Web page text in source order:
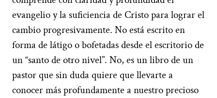
evangelio y la suficiencia de Cristo para lograr el
cambio progresivamente. No está escrito en
forma de látigo o bofetadas desde el escritorio de
un “santo de otro nivel”. No, es un libro de un
pastor que sin duda quiere que llevarte a
conocer más profundamente a nuestro precioso